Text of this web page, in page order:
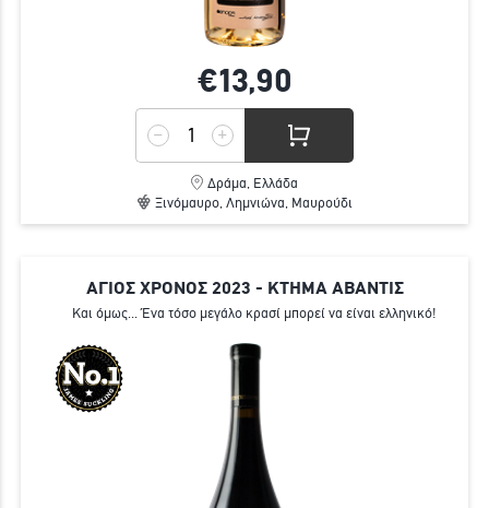
€13,90
Δράμα, Ελλάδα
Ξινόμαυρο, Λημνιώνα, Μαυρούδι
ΑΓΙΟΣ ΧΡΟΝΟΣ 2023 - ΚΤΗΜΑ ΑΒΑΝΤΙΣ
Και όμως... Ένα τόσο μεγάλο κρασί μπορεί να είναι ελληνικό!